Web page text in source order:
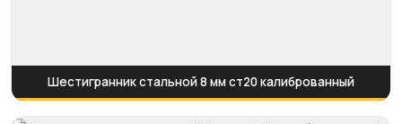
Шестигранник стальной 8 мм ст20 калиброванный